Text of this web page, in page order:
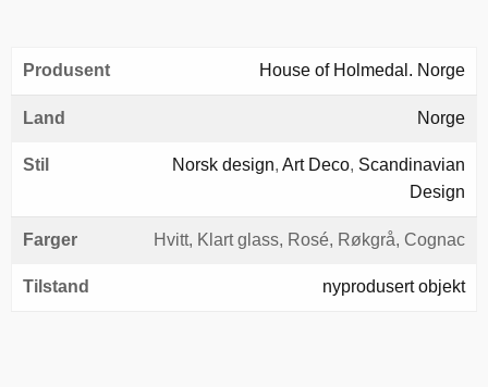
Produsent House of Holmedal. Norge
Land Norge
Stil Norsk design, Art Deco, Scandinavian
Design
Farger Hvitt, Klart glass, Rosé, Røkgrå, Cognac
Tilstand nyprodusert objekt